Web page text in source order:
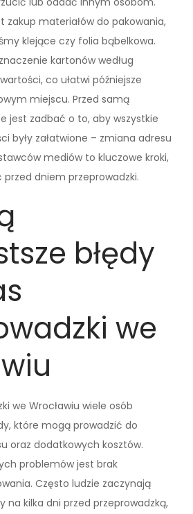
zakup materiałów do pakowania,
klejące czy folia bąbelkowa.
kartonów według
co ułatwi późniejsze
miejscu. Przed samą
jest zadbać o to, aby wszystkie
były załatwione – zmiana adresu
mediów to kluczowe kroki,
dniem przeprowadzki.
błędy
we
we Wrocławiu wiele osób
które mogą prowadzić do
oraz dodatkowych kosztów.
problemów jest brak
Często ludzie zaczynają
na kilka dni przed przeprowadzką,